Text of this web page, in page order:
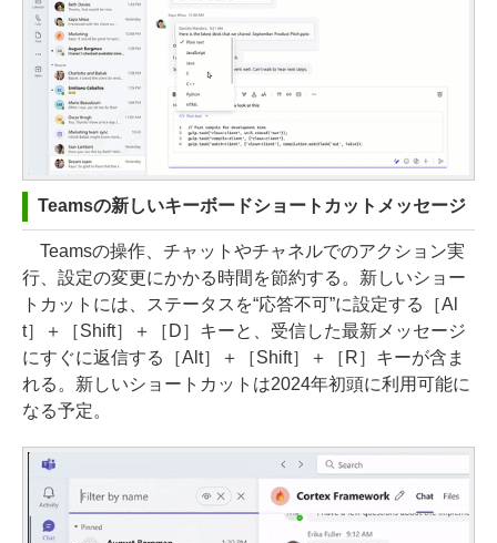
Teamsの新しいキーボードショートカットメッセージ
Teamsの操作、チャットやチャネルでのアクション実
行、設定の変更にかかる時間を節約する。新しいショー
トカットには、ステータスを“応答不可”に設定する［Al
t］＋［Shift］＋［D］キーと、受信した最新メッセージ
にすぐに返信する［Alt］＋［Shift］＋［R］キーが含ま
れる。新しいショートカットは2024年初頭に利用可能に
なる予定。